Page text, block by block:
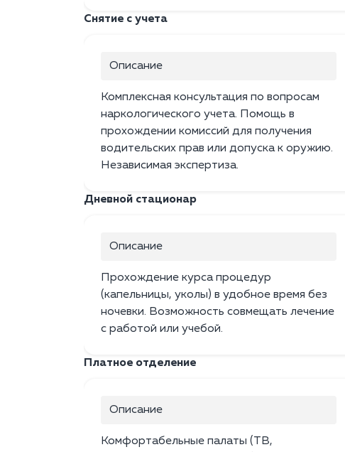
Снятие с учета
Описание
Комплексная консультация по вопросам
наркологического учета. Помощь в
прохождении комиссий для получения
водительских прав или допуска к оружию.
Независимая экспертиза.
Дневной стационар
Описание
Прохождение курса процедур
(капельницы, уколы) в удобное время без
ночевки. Возможность совмещать лечение
с работой или учебой.
Платное отделение
Описание
Комфортабельные палаты (ТВ,